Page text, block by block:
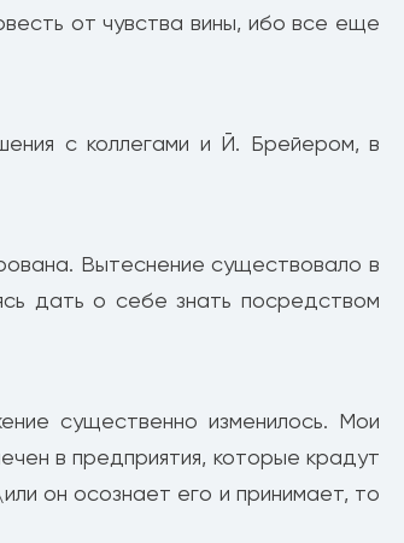
от чувства вины, ибо все еще
с коллегами и Й. Брейером, в
Вытеснение существовало в
дать о себе знать посредством
существенно изменилось. Мои
в предприятия, которые крадут
он осознает его и принимает, то